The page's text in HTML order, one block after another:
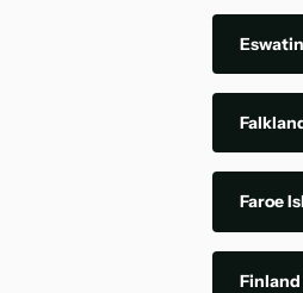
Faroe
Finland